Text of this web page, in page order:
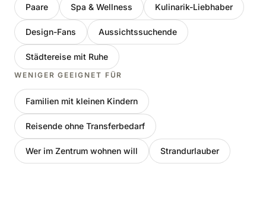
Paare Spa & Wellness Kulinarik-Liebhaber
Design-Fans Aussichtssuchende
Städtereise mit Ruhe
WENIGER GEEIGNET FÜR
Familien mit kleinen Kindern
Reisende ohne Transferbedarf
Wer im Zentrum wohnen will Strandurlauber